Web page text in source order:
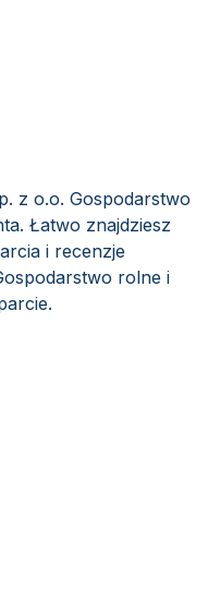
z o.o. Gospodarstwo
Łatwo znajdziesz
i recenzje
rolne i